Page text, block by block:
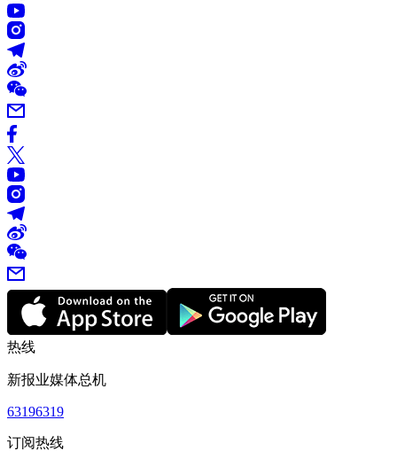
热线
新报业媒体总机
63196319
订阅热线